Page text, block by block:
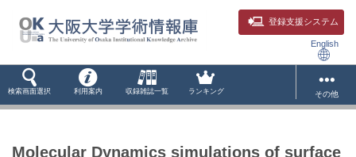
登録支援システム
English
検索画面選択 利用案内 収録雑誌一覧 ランキング その他
Molecular Dynamics simulations of surface